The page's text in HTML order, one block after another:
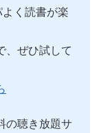
く読書が楽
、ぜひ試して
の聴き放題サ